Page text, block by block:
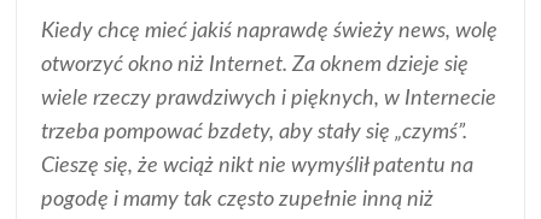
Kiedy chcę mieć jakiś naprawdę świeży news, wolę
otworzyć okno niż Internet. Za oknem dzieje się
wiele rzeczy prawdziwych i pięknych, w Internecie
trzeba pompować bzdety, aby stały się „czymś”.
Cieszę się, że wciąż nikt nie wymyślił patentu na
pogodę i mamy tak często zupełnie inną niż